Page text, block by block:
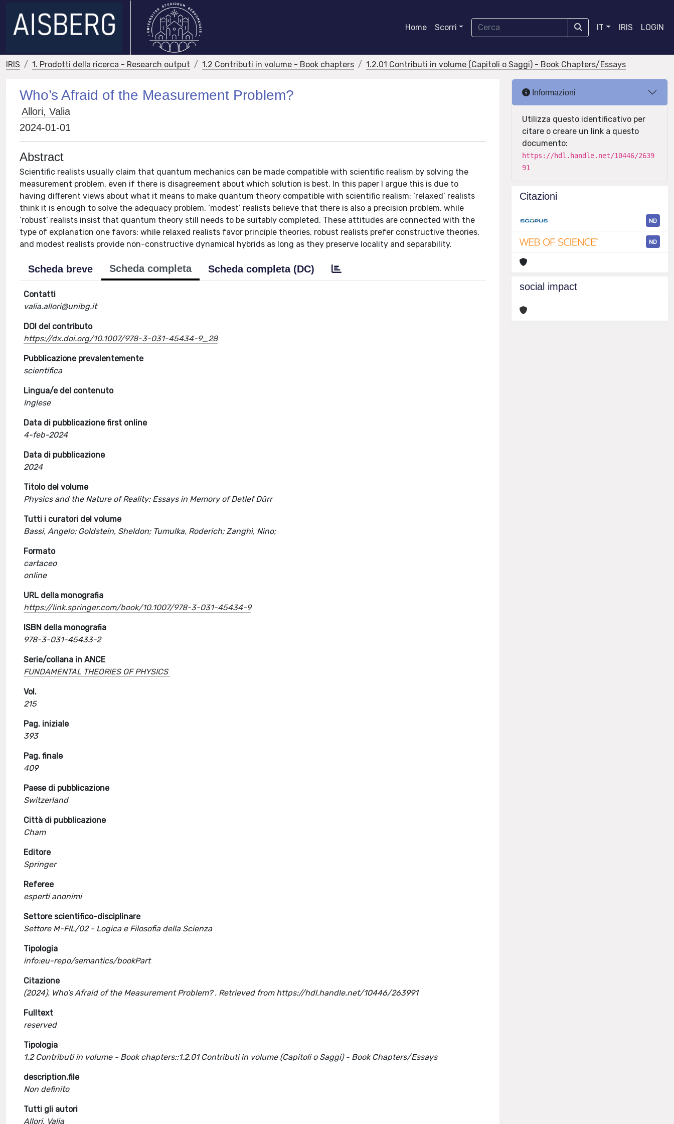
Home Scorri IT IRIS LOGIN
IRIS 1. Prodotti della ricerca - Research output 1.2 Contributi in volume - Book chapters 1.2.01 Contributi in volume (Capitoli o Saggi) - Book Chapters/Essays
Who’s Afraid of the Measurement Problem?
Allori, Valia
2024-01-01
Abstract
Scientific realists usually claim that quantum mechanics can be made compatible with scientific realism by solving the
measurement problem, even if there is disagreement about which solution is best. In this paper I argue this is due to
having different views about what it means to make quantum theory compatible with scientific realism: ‘relaxed’ realists
think it is enough to solve the adequacy problem, ‘modest’ realists believe that there is also a precision problem, while
‘robust’ realists insist that quantum theory still needs to be suitably completed. These attitudes are connected with the
type of explanation one favors: while relaxed realists favor principle theories, robust realists prefer constructive theories,
and modest realists provide non-constructive dynamical hybrids as long as they preserve locality and separability.
Scheda breve Scheda completa Scheda completa (DC)
Contatti
valia.allori@unibg.it
DOI del contributo
https://dx.doi.org/10.1007/978-3-031-45434-9_28
Pubblicazione prevalentemente
scientifica
Lingua/e del contenuto
Inglese
Data di pubblicazione first online
4-feb-2024
Data di pubblicazione
2024
Titolo del volume
Physics and the Nature of Reality: Essays in Memory of Detlef Dürr
Tutti i curatori del volume
Bassi, Angelo; Goldstein, Sheldon; Tumulka, Roderich; Zanghì, Nino;
Formato
cartaceo
online
URL della monografia
https://link.springer.com/book/10.1007/978-3-031-45434-9
ISBN della monografia
978-3-031-45433-2
Serie/collana in ANCE
FUNDAMENTAL THEORIES OF PHYSICS
Vol.
215
Pag. iniziale
393
Pag. finale
409
Paese di pubblicazione
Switzerland
Città di pubblicazione
Cham
Editore
Springer
Referee
esperti anonimi
Settore scientifico-disciplinare
Settore M-FIL/02 - Logica e Filosofia della Scienza
Tipologia
info:eu-repo/semantics/bookPart
Citazione
(2024). Who’s Afraid of the Measurement Problem? . Retrieved from https://hdl.handle.net/10446/263991
Fulltext
reserved
Tipologia
1.2 Contributi in volume - Book chapters::1.2.01 Contributi in volume (Capitoli o Saggi) - Book Chapters/Essays
description.file
Non definito
Tutti gli autori
Allori, Valia
Informazioni
Utilizza questo identificativo per
citare o creare un link a questo
documento:
https://hdl.handle.net/10446/2639
91
Citazioni
ND
ND
social impact